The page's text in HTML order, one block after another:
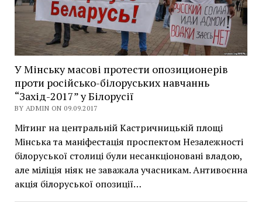
У Мінську масові протести опозиционерів
проти російсько-білоруських навчаннь
“Захід-2017” у Білорусії
BY ADMIN ON 09.09.2017
Мітинг на центральній Кастричницькій площі
Мінська та маніфестація проспектом Незалежності
білоруської столиці були несанкціоновані владою,
але міліція ніяк не заважала учасникам. Антивоєнна
акція білоруської опозиції…